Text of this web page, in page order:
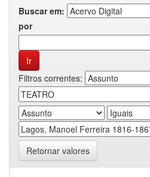
Buscar em:
por
Filtros correntes:
Retornar valores